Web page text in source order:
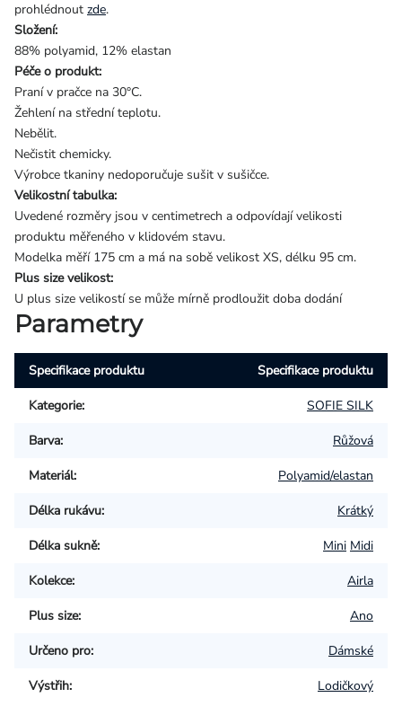
prohlédnout zde.
Složení:
88% polyamid, 12% elastan
Péče o produkt:
Praní v pračce na 30°C.
Žehlení na střední teplotu.
Nebělit.
Nečistit chemicky.
Výrobce tkaniny nedoporučuje sušit v sušičce.
Velikostní tabulka:
Uvedené rozměry jsou v centimetrech a odpovídají velikosti
produktu měřeného v klidovém stavu.
Modelka měří 175 cm a má na sobě velikost XS, délku 95 cm.
Plus size velikost:
U plus size velikostí se může mírně prodloužit doba dodání
Parametry
Specifikace produktu Specifikace produktu
Kategorie: SOFIE SILK
Barva: Růžová
Materiál: Polyamid/elastan
Délka rukávu: Krátký
Délka sukně: Mini Midi
Kolekce: Airla
Plus size: Ano
Určeno pro: Dámské
Výstřih: Lodičkový